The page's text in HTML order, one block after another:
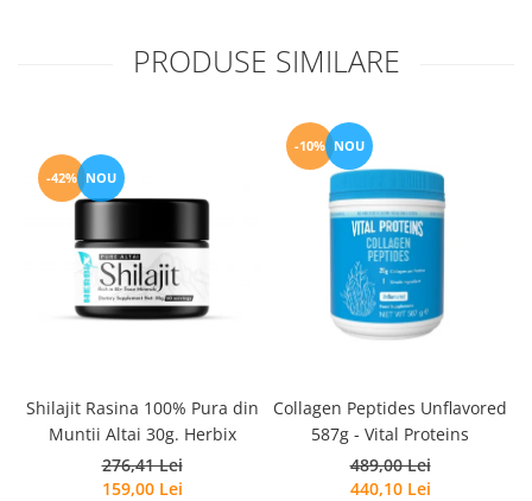
PRODUSE SIMILARE
-42% NOU
Shilajit Rasina 100% Pura din
Muntii Altai 30g. Herbix
276,41 Lei
159,00 Lei
-10% NOU
Collagen Peptides Unflavored
587g - Vital Proteins
489,00 Lei
440,10 Lei